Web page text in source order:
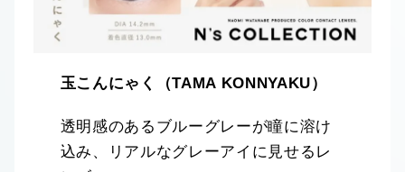
玉こんにゃく（TAMA KONNYAKU）
透明感のあるブルーグレーが瞳に溶け
込み、リアルなグレーアイに見せるレ